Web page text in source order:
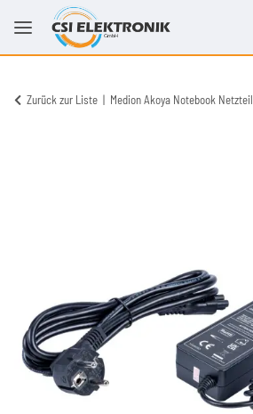
Zurück zur Liste Medion Akoya Notebook Netzteil